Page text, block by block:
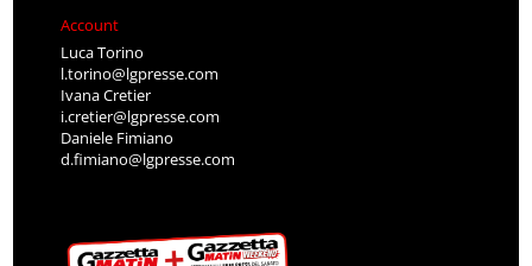
Account
Luca Torino
l.torino@lgpresse.com
Ivana Cretier
i.cretier@lgpresse.com
Daniele Fimiano
d.fimiano@lgpresse.com